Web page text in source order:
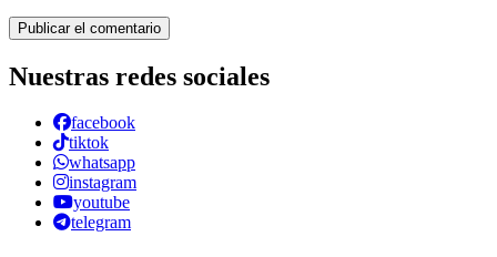
Nuestras redes sociales
facebook
tiktok
whatsapp
instagram
youtube
telegram